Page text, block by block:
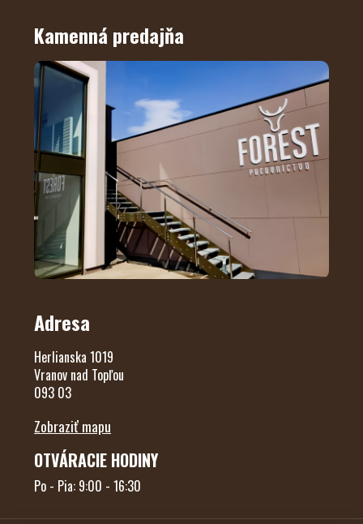
Kamenná predajňa
Adresa
Herlianska 1019
Vranov nad Topľou
093 03
Zobraziť mapu
OTVÁRACIE HODINY
Po - Pia: 9:00 - 16:30